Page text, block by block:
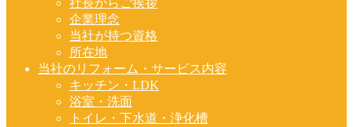
社長からご挨拶
企業理念
当社が持つ資格
所在地
当社のリフォーム・サービス内容
キッチン・LDK
浴室・洗面
トイレ・下水道・浄化槽